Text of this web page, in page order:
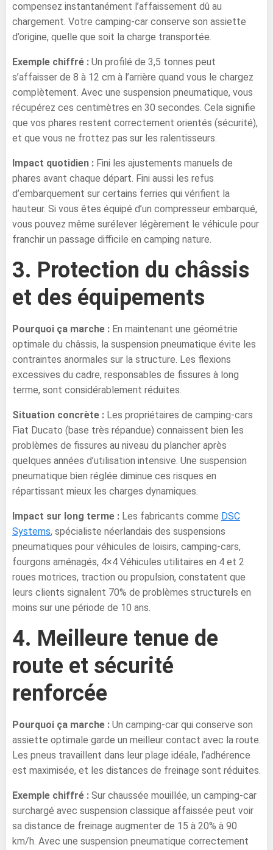
compensez instantanément l’affaissement dû au
chargement. Votre camping-car conserve son assiette
d’origine, quelle que soit la charge transportée.
Exemple chiffré : Un profilé de 3,5 tonnes peut
s’affaisser de 8 à 12 cm à l’arrière quand vous le chargez
complètement. Avec une suspension pneumatique, vous
récupérez ces centimètres en 30 secondes. Cela signifie
que vos phares restent correctement orientés (sécurité),
et que vous ne frottez pas sur les ralentisseurs.
Impact quotidien : Fini les ajustements manuels de
phares avant chaque départ. Fini aussi les refus
d’embarquement sur certains ferries qui vérifient la
hauteur. Si vous êtes équipé d’un compresseur embarqué,
vous pouvez même surélever légèrement le véhicule pour
franchir un passage difficile en camping nature.
3. Protection du châssis
et des équipements
Pourquoi ça marche : En maintenant une géométrie
optimale du châssis, la suspension pneumatique évite les
contraintes anormales sur la structure. Les flexions
excessives du cadre, responsables de fissures à long
terme, sont considérablement réduites.
Situation concrète : Les propriétaires de camping-cars
Fiat Ducato (base très répandue) connaissent bien les
problèmes de fissures au niveau du plancher après
quelques années d’utilisation intensive. Une suspension
pneumatique bien réglée diminue ces risques en
répartissant mieux les charges dynamiques.
Impact sur long terme : Les fabricants comme DSC
Systems, spécialiste néerlandais des suspensions
pneumatiques pour véhicules de loisirs, camping-cars,
fourgons aménagés, 4×4 Véhicules utilitaires en 4 et 2
roues motrices, traction ou propulsion, constatent que
leurs clients signalent 70% de problèmes structurels en
moins sur une période de 10 ans.
4. Meilleure tenue de
route et sécurité
renforcée
Pourquoi ça marche : Un camping-car qui conserve son
assiette optimale garde un meilleur contact avec la route.
Les pneus travaillent dans leur plage idéale, l’adhérence
est maximisée, et les distances de freinage sont réduites.
Exemple chiffré : Sur chaussée mouillée, un camping-car
surchargé avec suspension classique affaissée peut voir
sa distance de freinage augmenter de 15 à 20% à 90
km/h. Avec une suspension pneumatique correctement